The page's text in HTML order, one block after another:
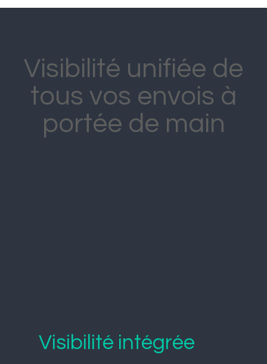
Visibilité unifiée de
tous vos envois à
portée de main
Visibilité intégrée